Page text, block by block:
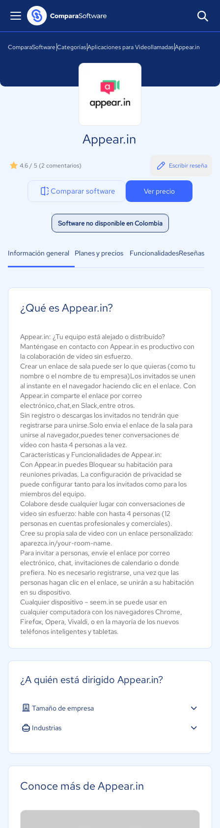
ComparaSoftware CategoríasAplicaciones para VideollamadasAppear.in
Appear.in
4.6 / 5 (2 comentarios) Escribir reseña
Comparar software Ver precio
Software no disponible en Colombia
Información general Planes y precios FuncionalidadesReseñas
¿Qué es Appear.in?
Appear.in: ¿Tu equipo está alejado o distribuido?
Manténgase en contacto con Appear.in es productivo con
la colaboración de vídeo sin esfuerzo.
Crear un enlace de sala puede ser lo que quieras (como tu
nombre o el nombre de tu empresa)Los invitados se unen
al instante en el navegador haciendo clic en el enlace. Con
Appear.in comparte el enlace por correo
electrónico,chat,en Slack,entre otros.
Sin registro o descargas los invitados no tendrán que
registrarse para unirse.Solo envia el enlace de la sala para
unirse al navegador,puedes tener conversaciones de
vídeo con hasta 4 personas a la vez.
Características y Funcionalidades de Appear.in:
Con Appear.in puedes Bloquear su habitación para
reuniones privadas. La configuración de privacidad se
puede configurar tanto para los invitados como para los
miembros del equipo.
Colabore desde cualquier lugar con conversaciones de
video sin esfuerzo: hable con hasta 4 personas (12
personas en cuentas profesionales y comerciales).
Cree su propia sala de video con un enlace personalizado:
aparezca.in/your-room-name.
Para invitar a personas, envíe el enlace por correo
electrónico, chat, invitaciones de calendario o donde
prefiera. No es necesario registrarse, una vez que las
personas hagan clic en el enlace, se unirán a su habitación
en su dispositivo.
Cualquier dispositivo – seem.in se puede usar en
cualquier computadora con los navegadores Chrome,
Firefox, Opera, Vivaldi, o en la mayoría de los nuevos
teléfonos inteligentes y tabletas.
¿A quién está dirigido Appear.in?
Tamaño de empresa
Industrias
Conoce más de Appear.in